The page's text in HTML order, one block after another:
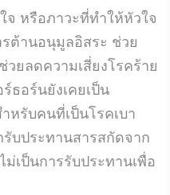
จ หรือภาวะที่ทำให้หัวใจ
ต้านอนุมูลอิสระ ช่วย
ยลดความเสี่ยงโรคร้าย
ธอร์นยังเคยเป็น
หรับคนที่เป็นโรคเบา
บประทานสารสกัดจาก
เป็นการรับประทานเพื่อ